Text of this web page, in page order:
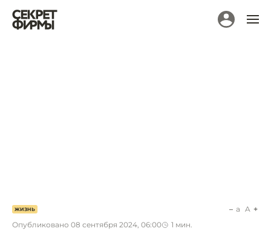
ЖИЗНЬ
Опубликовано 08 сентября 2024, 06:00 1 мин.
a A